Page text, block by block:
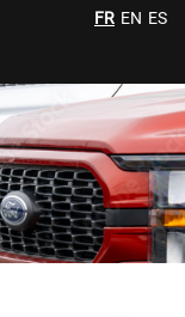
FR EN ES